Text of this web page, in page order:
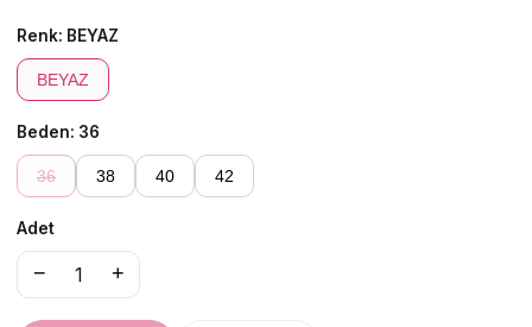
Renk: BEYAZ
BEYAZ
Beden: 36
36 38 40 42
Adet
− 1 +